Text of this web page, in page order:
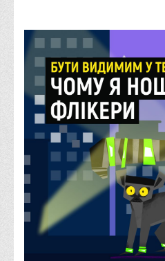
допомагають тим, хто
пов'язане з конфліктом та їх
10 точних фактів про
наркотики. Врятуй чиєсь
Контакти
3D тур
Екскурсія до ВТЕІ
SEL
Smart Electronic Learning
Репозиторій